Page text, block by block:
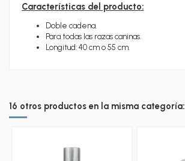
Características del producto:
Doble cadena.
Para todas las razas caninas.
Longitud: 40 cm o 55 cm.
16 otros productos en la misma categoría: